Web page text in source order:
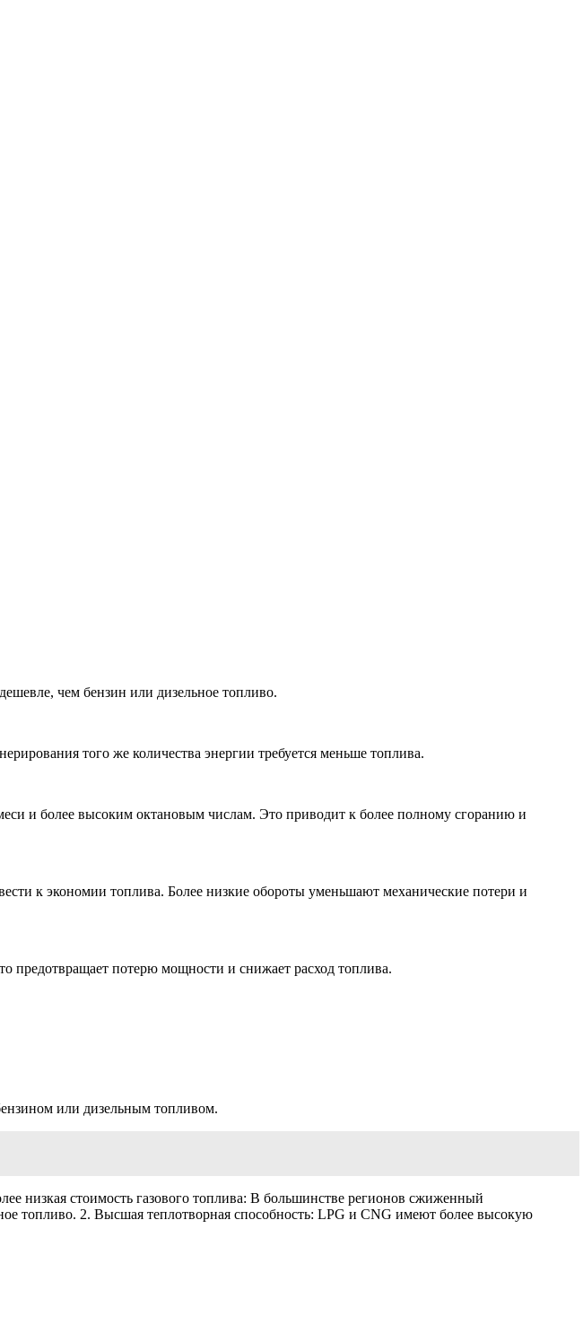
чем бензин или дизельное топливо.
того же количества энергии требуется меньше топлива.
и более высоким октановым числам. Это приводит к более полному сгоранию и
к экономии топлива. Более низкие обороты уменьшают механические потери и
предотвращает потерю мощности и снижает расход топлива.
или дизельным топливом.
низкая стоимость газового топлива: В большинстве регионов сжиженный
топливо. 2. Высшая теплотворная способность: LPG и CNG имеют более высокую